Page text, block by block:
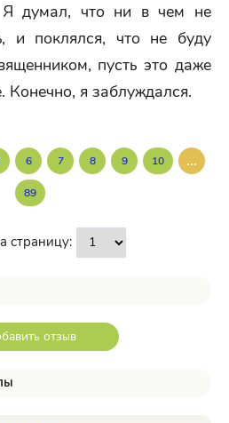
Я думал, что ни в чем не
и поклялся, что не буду
пусть это даже
Конечно, я заблуждался.
6 7 8 9 10 ...
89
страницу:
отзыв